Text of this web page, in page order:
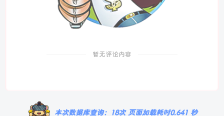
暂无评论内容
本次数据库查询：18次 页面加载耗时0.641 秒